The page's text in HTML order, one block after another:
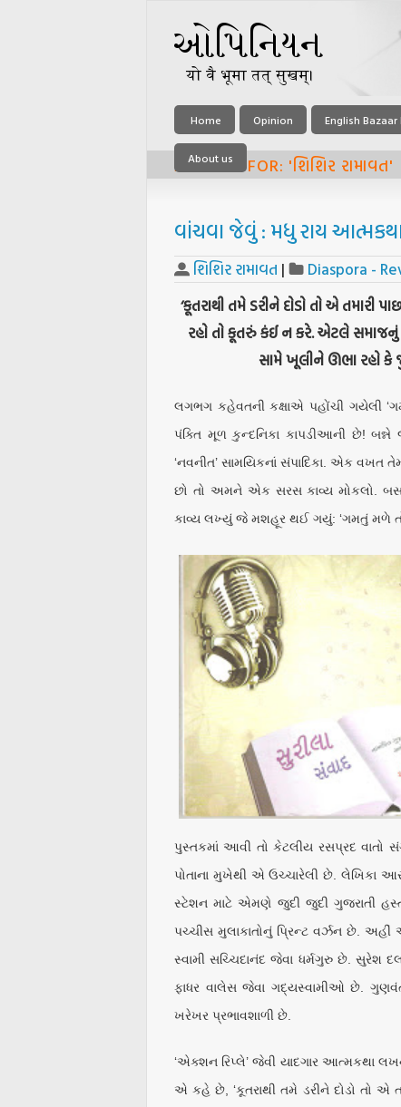
Home Opinion English Bazaar
About us
ARCHIVE FOR: 'શિશિર રામાવત'
વાંચવા જેવું : મધુ રાય
શિશિર રામાવત | Diaspora -
‘કૂતરાથી તમે ડરીને દોડો તો એ
રહો તો કૂતરું કંઈ ન કરે. એટલે
સામે ખૂલીને ઊભા રહો કે
લગભગ કહેવતની કક્ષાએ પહોંચી ગયેલી
પંક્તિ મૂળ કુન્દનિકા કાપડીઆની છે!
‘નવનીત’ સામયિકનાં સંપાદિકા. એક
છો તો અમને એક સરસ કાવ્ય મોકલો.
કાવ્ય લખ્યું જે મશહૂર થઈ ગયું: ‘ગમતું મળે
પુસ્તકમાં આવી તો કેટલીય રસપ્રદ વાતો
પોતાના મુખેથી એ ઉચ્ચારેલી છે. લેખિકા
સ્ટેશન માટે એમણે જુદી જુદી ગુજરાતી
પચ્ચીસ મુલાકાતોનું પ્રિન્ટ વર્ઝન છે. અહીં
સ્વામી સચ્ચિદાનંદ જેવા ધર્મગુરુ છે.
ફાધર વાલેસ જેવા ગદ્યસ્વામીઓ છે. ગુણવંત
ખરેખર પ્રભાવશાળી છે.
‘એક્શન રિપ્લે’ જેવી યાદગાર આત્મકથા
એ કહે છે, ‘કૂતરાથી તમે ડરીને દોડો તો